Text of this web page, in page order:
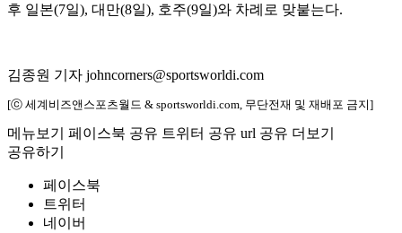
후 일본(7일), 대만(8일), 호주(9일)와 차례로 맞붙는다.
김종원 기자 johncorners@sportsworldi.com
[ⓒ 세계비즈앤스포츠월드 & sportsworldi.com, 무단전재 및 재배포 금지]
메뉴보기 페이스북 공유 트위터 공유 url 공유 더보기
공유하기
페이스북
트위터
네이버